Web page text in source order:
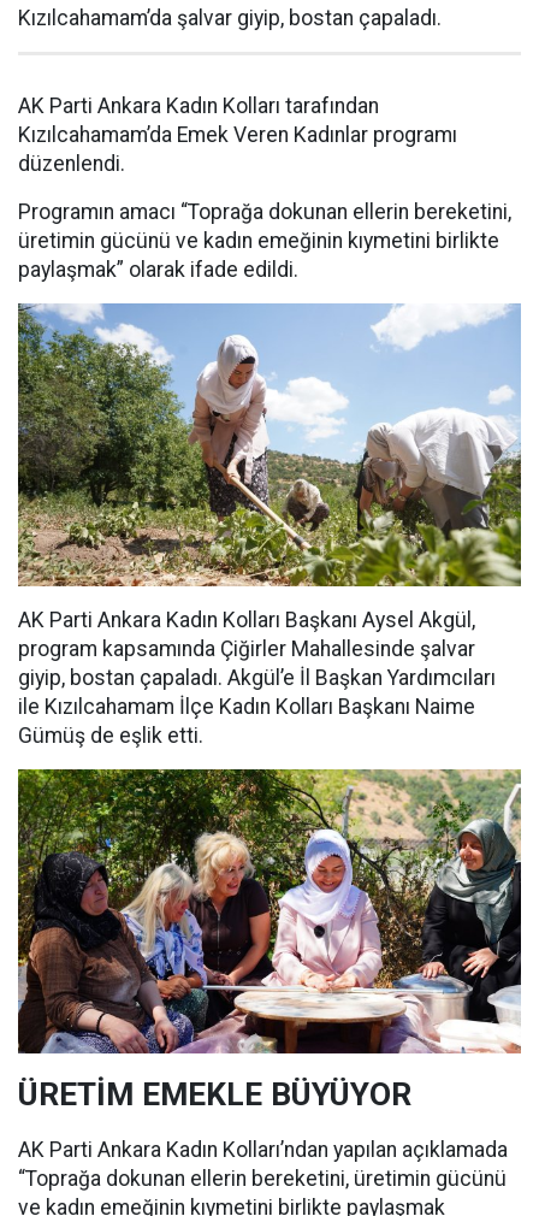
Kızılcahamam’da şalvar giyip, bostan çapaladı.
AK Parti Ankara Kadın Kolları tarafından
Kızılcahamam’da Emek Veren Kadınlar programı
düzenlendi.
Programın amacı “Toprağa dokunan ellerin bereketini,
üretimin gücünü ve kadın emeğinin kıymetini birlikte
paylaşmak” olarak ifade edildi.
AK Parti Ankara Kadın Kolları Başkanı Aysel Akgül,
program kapsamında Çiğirler Mahallesinde şalvar
giyip, bostan çapaladı. Akgül’e İl Başkan Yardımcıları
ile Kızılcahamam İlçe Kadın Kolları Başkanı Naime
Gümüş de eşlik etti.
ÜRETİM EMEKLE BÜYÜYOR
AK Parti Ankara Kadın Kolları’ndan yapılan açıklamada
“Toprağa dokunan ellerin bereketini, üretimin gücünü
ve kadın emeğinin kıymetini birlikte paylaşmak